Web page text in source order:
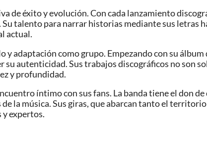
de éxito y evolución. Con cada lanzamiento
talento para narrar historias mediante sus letras
actual.
y adaptación como grupo. Empezando con su
autenticidad. Sus trabajos discográficos no son
y profundidad.
íntimo con sus fans. La banda tiene el don
la música. Sus giras, que abarcan tanto el
y expertos.